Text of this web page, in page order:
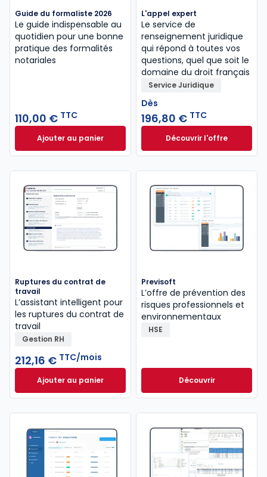
Guide du formaliste 2026
Le guide indispensable au
quotidien pour une bonne
pratique des formalités
notariales
110,00 € TTC
Ajouter au panierGuide du formaliste 2026 à 110,00 € TTC
L'appel expert
Le service de
renseignement juridique
qui répond à toutes vos
questions, quel que soit le
domaine du droit français
Service Juridique
Dès
196,80 € TTC
Découvrir l'offreL'appel expert à
Dès
Ruptures du contrat de
travail
L’assistant intelligent pour
les ruptures du contrat de
travail
Gestion RH
212,16 € TTC/mois
Ajouter au panierRuptures du contrat de travail à 212,16 €
Previsoft
L’offre de prévention des
risques professionnels et
environnementaux
HSE
Découvrir